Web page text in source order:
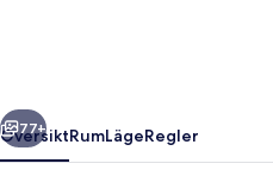
Nästa
77+
ÖversiktRumLägeRegler